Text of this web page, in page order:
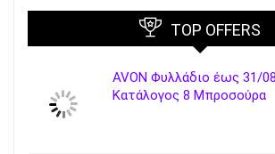
TOP OFFERS
AVON Φυλλάδιο έως 31/
Κατάλογος 8 Μπροσούρα